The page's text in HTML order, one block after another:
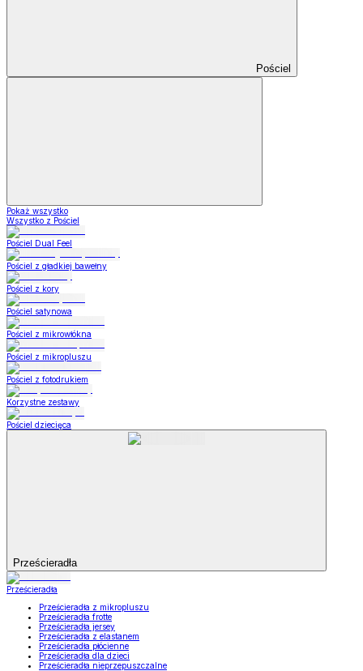
Pościel
Pokaż wszystko
Wszystko z Pościel
Pościel Dual Feel
Pościel z gładkiej bawełny
Pościel z kory
Pościel satynowa
Pościel z mikrowłókna
Pościel z mikropluszu
Pościel z fotodrukiem
Korzystne zestawy
Pościel dziecięca
Prześcieradła
Prześcieradła
Prześcieradła z mikropluszu
Prześcieradła frotte
Prześcieradła jersey
Prześcieradła z elastanem
Prześcieradła płócienne
Prześcieradła dla dzieci
Prześcieradła nieprzepuszczalne